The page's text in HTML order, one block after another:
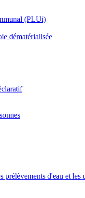
(PLUi)
dématérialisée
prélèvements d'eau et